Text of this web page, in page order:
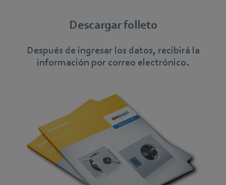
Descargar folleto
Después de ingresar los datos, recibirá la
información por correo electrónico.